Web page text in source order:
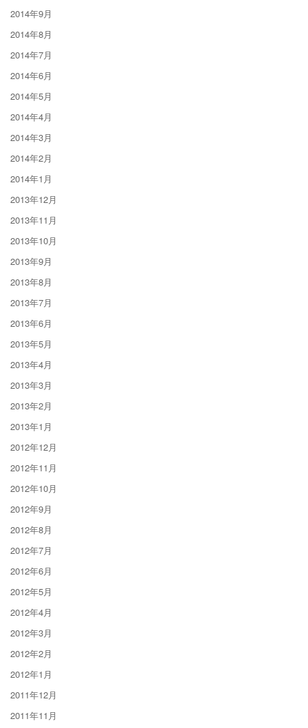
2014年9月
2014年8月
2014年7月
2014年6月
2014年5月
2014年4月
2014年3月
2014年2月
2014年1月
2013年12月
2013年11月
2013年10月
2013年9月
2013年8月
2013年7月
2013年6月
2013年5月
2013年4月
2013年3月
2013年2月
2013年1月
2012年12月
2012年11月
2012年10月
2012年9月
2012年8月
2012年7月
2012年6月
2012年5月
2012年4月
2012年3月
2012年2月
2012年1月
2011年12月
2011年11月